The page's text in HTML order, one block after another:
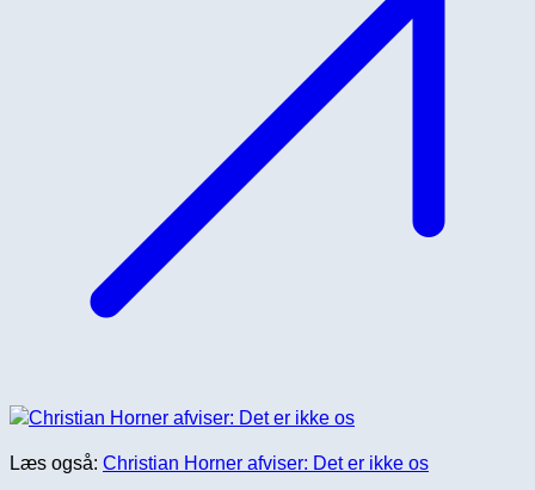
Læs også: Christian Horner afviser: Det er ikke os